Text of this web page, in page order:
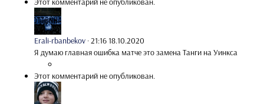
Erali-rbanbekov ·21:16 18.10.2020
Я думаю главная ошибка матче это замена Танги на Уинкса
Этот комментарий не опубликован.